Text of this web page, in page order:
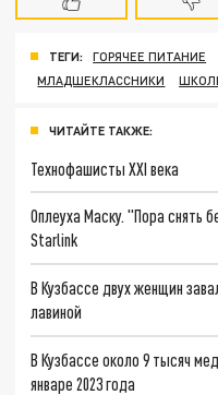
ТЕГИ: ГОРЯЧЕЕ ПИТАНИЕ
МЛАДШЕКЛАССНИКИ
ЧИТАЙТЕ ТАКЖЕ:
Технофашисты XXI века
Оплеуха Маску. "Пора снять
Starlink
В Кузбассе двух женщин
лавиной
В Кузбассе около 9 тысяч
январе 2023 года